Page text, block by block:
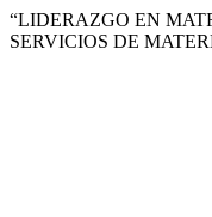
“LIDERAZGO EN
SERVICIOS DE